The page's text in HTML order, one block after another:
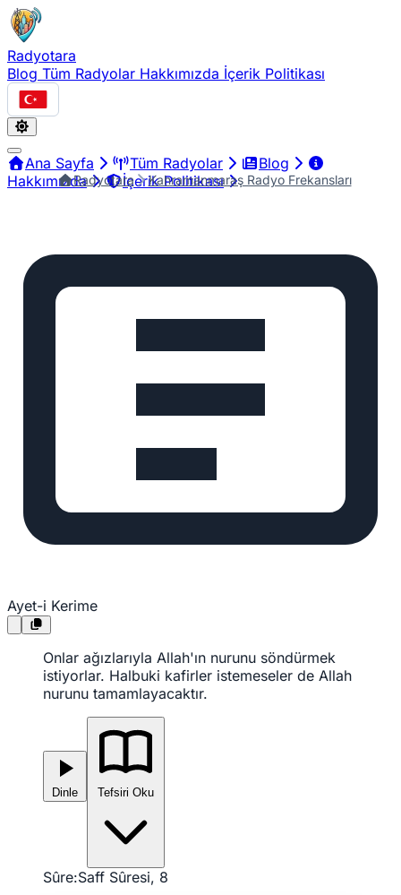
Radyotara
Blog Tüm Radyolar Hakkımızda İçerik Politikası
Türkçe
Ana Sayfa Tüm Radyolar
Blog
Hakkımızda
İçerik Politikası
Radyotara Kahramanmaraş Radyo Frekansları
Ayet-i Kerime
Onlar ağızlarıyla Allah'ın nurunu söndürmek
istiyorlar. Halbuki kafirler istemeseler de Allah
nurunu tamamlayacaktır.
Dinle
Sûre:Saff Sûresi, 8